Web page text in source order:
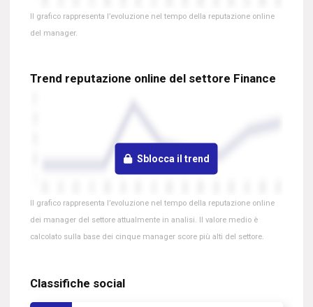
Il grafico rappresenta l’evoluzione nel tempo della reputazione online
del manager.
Trend reputazione online del settore Finance
Sblocca il trend
Il grafico rappresenta l’evoluzione nel tempo della reputazione online
dei manager del settore attualmente in analisi. Il valore medio è
calcolato sulla base dei cinque manager score più alti del settore.
Classifiche social